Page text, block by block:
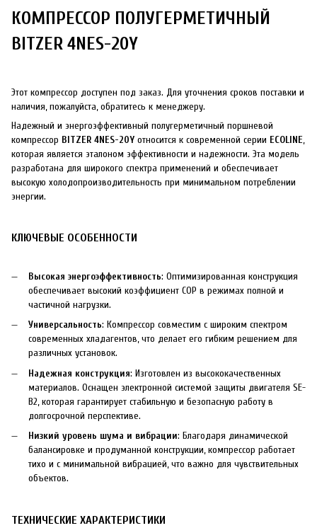
КОМПРЕССОР ПОЛУГЕРМЕТИЧНЫЙ
BITZER 4NES-20Y
Этот компрессор доступен под заказ. Для уточнения сроков поставки и
наличия, пожалуйста, обратитесь к менеджеру.
Надежный и энергоэффективный полугерметичный поршневой
компрессор BITZER 4NES-20Y относится к современной серии ECOLINE,
которая является эталоном эффективности и надежности. Эта модель
разработана для широкого спектра применений и обеспечивает
высокую холодопроизводительность при минимальном потреблении
энергии.
КЛЮЧЕВЫЕ ОСОБЕННОСТИ
Высокая энергоэффективность: Оптимизированная конструкция
обеспечивает высокий коэффициент COP в режимах полной и
частичной нагрузки.
Универсальность: Компрессор совместим с широким спектром
современных хладагентов, что делает его гибким решением для
различных установок.
Надежная конструкция: Изготовлен из высококачественных
материалов. Оснащен электронной системой защиты двигателя SE-
B2, которая гарантирует стабильную и безопасную работу в
долгосрочной перспективе.
Низкий уровень шума и вибрации: Благодаря динамической
балансировке и продуманной конструкции, компрессор работает
тихо и с минимальной вибрацией, что важно для чувствительных
объектов.
ТЕХНИЧЕСКИЕ ХАРАКТЕРИСТИКИ